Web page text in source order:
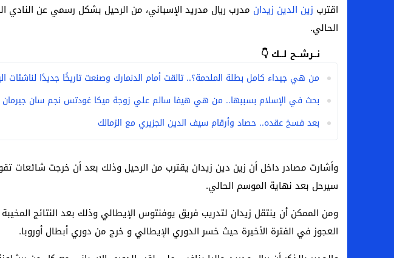
اقترب زين الدين زيدان مدرب ريال مدريد الإسباني، من الرحيل بشكل رسمي عن النادي
الحالي.
نــرشــح لــك 👇
من هي جيداء كامل بطلة الملحمة؟.. تالقت أمام الدنمارك وصنعت تاريخًا جديدًا لناشئات
بحث في الإسلام بسببها.. من هي هيفا سالم علي زوجة ميكا غودتس نجم سان جيرمان
بعد فسخ عقده.. حصاد وأرقام سيف الدين الجزيري مع الزمالك
وأشارت مصادر داخل أن زين دين زيدان يقترب من الرحيل وذلك بعد أن خرجت شائعات تقول
سيرحل بعد نهاية الموسم الحالي.
ومن الممكن أن ينتقل زيدان لتدريب فريق يوفنتوس الإيطالي وذلك بعد النتائج
العجوز في الفترة الأخيرة حيث خسر الدوري الإيطالي و خرج من دوري أبطال أوروبا.